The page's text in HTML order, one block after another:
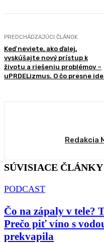
PREDCHÁDZAJÚCI ČLÁNOK
Keď neviete, ako ďalej,
vyskúšajte nový prístup k
životu a riešeniu problémov –
uPRDELizmus. O čo presne
Redakcia
SÚVISIACE ČLÁNKY
PODCAST
Čo na zápaly v tele?
Prečo piť víno s
prekvapila